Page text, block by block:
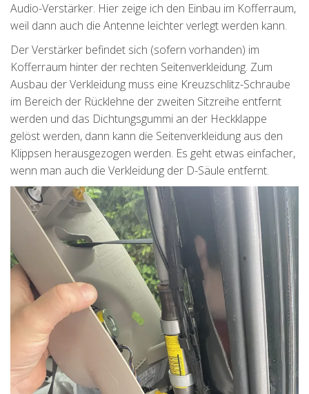
Audio-Verstärker. Hier zeige ich den Einbau im Kofferraum,
weil dann auch die Antenne leichter verlegt werden kann.
Der Verstärker befindet sich (sofern vorhanden) im
Kofferraum hinter der rechten Seitenverkleidung. Zum
Ausbau der Verkleidung muss eine Kreuzschlitz-Schraube
im Bereich der Rücklehne der zweiten Sitzreihe entfernt
werden und das Dichtungsgummi an der Heckklappe
gelöst werden, dann kann die Seitenverkleidung aus den
Klippsen herausgezogen werden. Es geht etwas einfacher,
wenn man auch die Verkleidung der D-Säule entfernt.